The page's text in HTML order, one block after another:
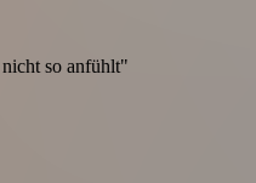
so anfühlt"